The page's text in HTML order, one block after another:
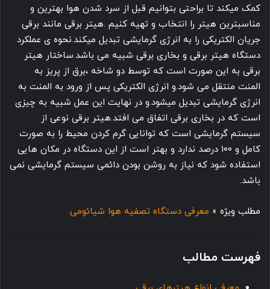
کمک میکند تا براحتی بتوانیم قبل از سرد شدن هوا بهترین و
مناسبترین هیتر را انتخاب و تهیه کنیم .هیتر برقی مانند برقی
جریان الکتریکی را به انرژی گرمایشی تبدیل میکند.نحوه ی عملکرد
دستگاه هیتر برقی و بخاری برقی شبیه می باشد.ساختار هیتر
برقی به این صورت است که توسط دو شاخه ،برق از پریز به
المنت منتقل می شود.و انرژی الکتریکی پس از ورود به المنت به
انرژی گرمایشی تبدیل میشود.و در نهایت این عمل شبیه به چیزی
است که در بخاری برقی اتفاق می افتد.هیتر برقی نوعی از
سیستم گرمایشی است که توانایی گرم کردن محیط را به صورت
کامل و ۱۰۰ درصد ندارد و بهتر است از این دستگاه در مکان هایی
استفاده شود که نیاز به روشن بودن دائمی سیستم گرمایشی نمی
باشد.
مطلب ویژه » معرفی دستگاه تصفیه هوا شیائومی
فهرست مطالب